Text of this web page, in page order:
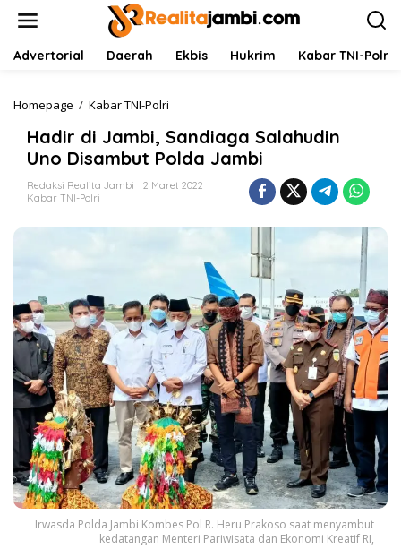
Advertorial Daerah Ekbis Hukrim Kabar TNI-Polri
Homepage / Kabar TNI-Polri
d
i
r
d
,
S
a
n
i
a
g
a
S
a
l
a
h
u
d
Hadir di Jambi, Sandiaga Salahudin
Uno Disambut Polda Jambi
Redaksi Realita Jambi
2 Maret 2022
Kabar TNI-Polri
Irwasda Polda Jambi Kombes Pol R. Heru Prakoso saat menyambut
kedatangan Menteri Pariwisata dan Ekonomi Kreatif RI,